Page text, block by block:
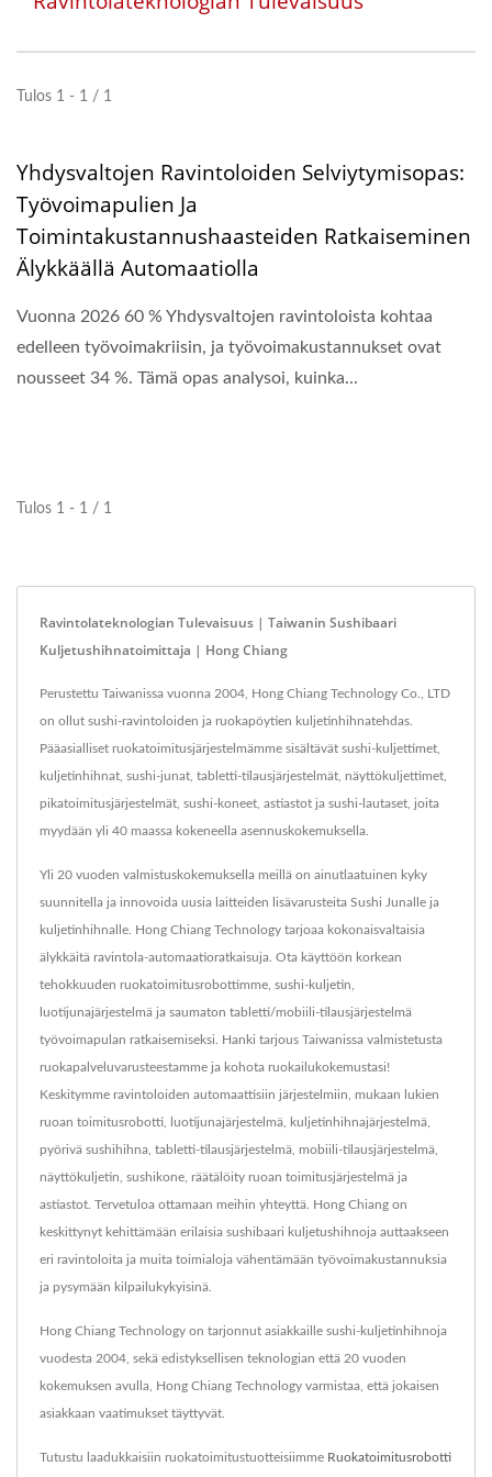
Tulos 1 - 1 / 1
Yhdysvaltojen Ravintoloiden Selviytymisopas:
Työvoimapulien Ja
Toimintakustannushaasteiden Ratkaiseminen
Älykkäällä Automaatiolla
Vuonna 2026 60 % Yhdysvaltojen ravintoloista kohtaa
edelleen työvoimakriisin, ja työvoimakustannukset ovat
nousseet 34 %. Tämä opas analysoi, kuinka...
Tulos 1 - 1 / 1
Ravintolateknologian Tulevaisuus | Taiwanin Sushibaari
Kuljetushihnatoimittaja | Hong Chiang
Perustettu Taiwanissa vuonna 2004, Hong Chiang Technology Co., LTD
on ollut sushi-ravintoloiden ja ruokapöytien kuljetinhihnatehdas.
Pääasialliset ruokatoimitusjärjestelmämme sisältävät sushi-kuljettimet,
kuljetinhihnat, sushi-junat, tabletti-tilausjärjestelmät, näyttökuljettimet,
pikatoimitusjärjestelmät, sushi-koneet, astiastot ja sushi-lautaset, joita
myydään yli 40 maassa kokeneella asennuskokemuksella.
Yli 20 vuoden valmistuskokemuksella meillä on ainutlaatuinen kyky
suunnitella ja innovoida uusia laitteiden lisävarusteita Sushi Junalle ja
kuljetinhihnalle. Hong Chiang Technology tarjoaa kokonaisvaltaisia
älykkäitä ravintola-automaatioratkaisuja. Ota käyttöön korkean
tehokkuuden ruokatoimitusrobottimme, sushi-kuljetin,
luotijunajärjestelmä ja saumaton tabletti/mobiili-tilausjärjestelmä
työvoimapulan ratkaisemiseksi. Hanki tarjous Taiwanissa valmistetusta
ruokapalveluvarusteestamme ja kohota ruokailukokemustasi!
Keskitymme ravintoloiden automaattisiin järjestelmiin, mukaan lukien
ruoan toimitusrobotti, luotijunajärjestelmä, kuljetinhihnajärjestelmä,
pyörivä sushihihna, tabletti-tilausjärjestelmä, mobiili-tilausjärjestelmä,
näyttökuljetin, sushikone, räätälöity ruoan toimitusjärjestelmä ja
astiastot. Tervetuloa ottamaan meihin yhteyttä. Hong Chiang on
keskittynyt kehittämään erilaisia sushibaari kuljetushihnoja auttaakseen
eri ravintoloita ja muita toimialoja vähentämään työvoimakustannuksia
ja pysymään kilpailukykyisinä.
Hong Chiang Technology on tarjonnut asiakkaille sushi-kuljetinhihnoja
vuodesta 2004, sekä edistyksellisen teknologian että 20 vuoden
kokemuksen avulla, Hong Chiang Technology varmistaa, että jokaisen
asiakkaan vaatimukset täyttyvät.
Tutustu laadukkaisiin ruokatoimitustuotteisiimme Ruokatoimitusrobotti